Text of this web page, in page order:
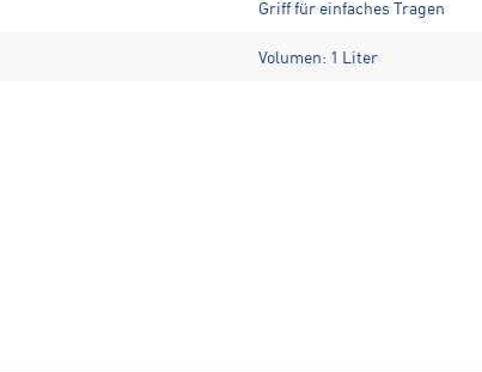
Griff für einfaches Tragen
Volumen: 1 Liter